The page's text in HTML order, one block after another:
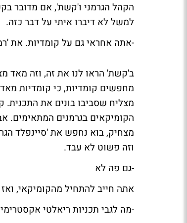
הקהל הגרמני ו'קשת', אם מדובר
למשל לא דיברו איתי על דבר כזה.
-אתה אחראי גם על קומדיות. את
ב'קשת' הראו לנו את זה, וזה מאד
מחפשים קומדיות, כי קומדיות
מצליח שסביבו בונים את
הקומיקאים בגרמנים המתאימים.
וזה פשוט לא עבד.
-גם פה לא
אתה חייב להתחיל מהקומיקאי,
-מה לגבי תכניות ריאלטי